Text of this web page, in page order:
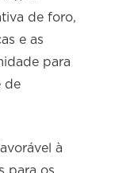
de foro,
e as
para
de
à